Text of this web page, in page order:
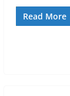
Read More